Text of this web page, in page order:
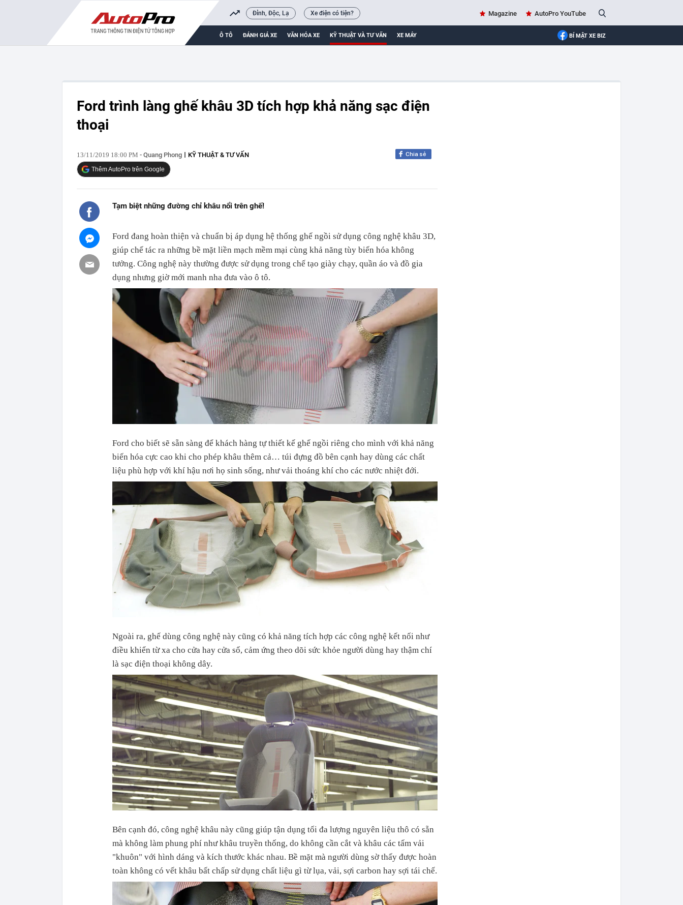
Đỉnh, Độc, Lạ Xe điện có tiện? Magazine AutoPro YouTube
Ô TÔ ĐÁNH GIÁ XE VĂN HÓA XE KỸ THUẬT VÀ TƯ VẤN XE MÁY BÍ MẬT XE BIZ
Ford trình làng ghế khâu 3D tích hợp khả năng sạc điện
thoại
13/11/2019 18:00 PM - Quang Phong KỸ THUẬT & TƯ VẤN Chia sẻ
Thêm AutoPro trên Google
Tạm biệt những đường chỉ khâu nổi trên ghế!
Ford đang hoàn thiện và chuẩn bị áp dụng hệ thống ghế ngồi sử dụng công nghệ khâu 3D,
giúp chế tác ra những bề mặt liền mạch mềm mại cùng khả năng tùy biến hóa không
tưởng. Công nghệ này thường được sử dụng trong chế tạo giày chạy, quần áo và đồ gia
dụng nhưng giờ mới manh nha đưa vào ô tô.
Ford cho biết sẽ sẵn sàng để khách hàng tự thiết kế ghế ngồi riêng cho mình với khả năng
biến hóa cực cao khi cho phép khâu thêm cả… túi đựng đồ bên cạnh hay dùng các chất
liệu phù hợp với khí hậu nơi họ sinh sống, như vải thoáng khí cho các nước nhiệt đới.
Ngoài ra, ghế dùng công nghệ này cũng có khả năng tích hợp các công nghệ kết nối như
điều khiển từ xa cho cửa hay cửa sổ, cảm ứng theo dõi sức khỏe người dùng hay thậm chí
là sạc điện thoại không dây.
Bên cạnh đó, công nghệ khâu này cũng giúp tận dụng tối đa lượng nguyên liệu thô có sẵn
mà không làm phung phí như khâu truyền thống, do không cần cắt và khâu các tấm vải
"khuôn" với hình dáng và kích thước khác nhau. Bề mặt mà người dùng sờ thấy được hoàn
toàn không có vết khâu bất chấp sử dụng chất liệu gì từ lụa, vải, sợi carbon hay sợi tái chế.